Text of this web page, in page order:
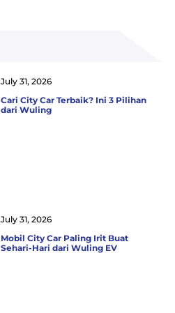
Cari City Car Terbaik? Ini 3 Pilihan
dari Wuling
July 31, 2026
Mobil City Car Paling Irit Buat
Sehari-Hari dari Wuling EV
July 31, 2026